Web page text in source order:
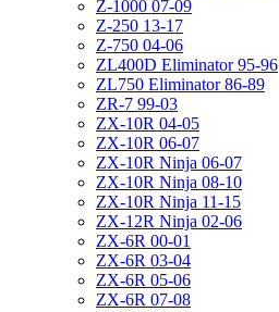
Z-1000 07-09
Z-250 13-17
Z-750 04-06
ZL400D Eliminator 95-96
ZL750 Eliminator 86-89
ZR-7 99-03
ZX-10R 04-05
ZX-10R 06-07
ZX-10R Ninja 06-07
ZX-10R Ninja 08-10
ZX-10R Ninja 11-15
ZX-12R Ninja 02-06
ZX-6R 00-01
ZX-6R 03-04
ZX-6R 05-06
ZX-6R 07-08